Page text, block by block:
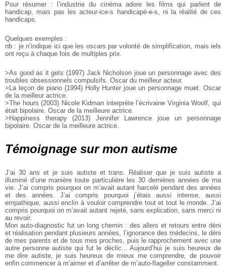
Pour résumer : l’industrie du cinéma adore les films qui parlent de
handicap, mais pas les acteur-ice-s handicapé-e-s, ni la réalité de ces
handicaps.
Quelques exemples :
nb : je n’indique ici que les oscars par volonté de simplification, mais iels
ont reçu à chaque fois de multiples prix.
>As good as it gets (1997) Jack Nicholson joue un personnage avec des
troubles obsessionnels compulsifs. Oscar du meilleur acteur.
>La leçon de piano (1994) Holly Hunter joue un personnage muet. Oscar
de la meilleur actrice.
>The hours (2003) Nicole Kidman interprète l’écrivaine Virginia Woolf, qui
était bipolaire. Oscar de la meilleure actrice.
>Happiness therapy (2013) Jennifer Lawrence joue un personnage
bipolaire. Oscar de la meilleure actrice.
Témoignage sur mon autisme
J’ai 30 ans et je suis autiste et trans. Réaliser que je suis autiste a
illuminé d’une manière toute particulière les 30 dernières années de ma
vie. J’ai compris pourquoi on m’avait autant harcelé pendant des années
et des années. J’ai compris pourquoi j’étais aussi intense, aussi
empathique, aussi enclin à vouloir comprendre tout et tout le monde. J’ai
compris pourquoi on m’avait autant rejeté, sans explication, sans merci ni
au revoir.
Mon auto-diagnostic fut un long chemin : des allers et retours entre déni
et réalisation pendant plusieurs années, l’ignorance des médecins, le déni
de mes parents et de tous mes proches, puis le rapprochement avec une
autre personne autiste qui fut le déclic... Aujourd’hui je suis heureux de
me dire autiste, je suis heureux de mieux me comprendre, de pouvoir
enfin commencer à m’aimer et d’arrêter de m’auto-flageller constamment.